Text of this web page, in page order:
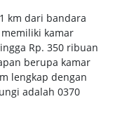
km dari bandara
kamar
Rp. 350 ribuan
berupa kamar
lengkap dengan
adalah 0370